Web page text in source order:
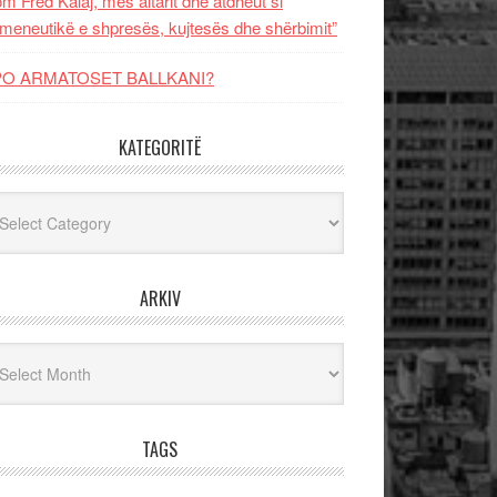
e shpresës, kujtesës dhe shërbimit”
ARMATOSET BALLKANI?
KATEGORITË
ARKIV
TAGS